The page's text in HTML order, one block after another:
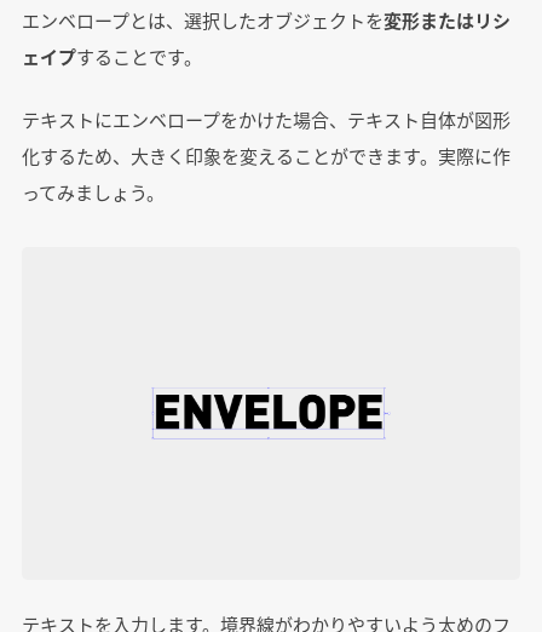
エンベロープとは、選択したオブジェクトを変形またはリシ
ェイプすることです。
テキストにエンベロープをかけた場合、テキスト自体が図形
化するため、大きく印象を変えることができます。実際に作
ってみましょう。
テキストを入力します。境界線がわかりやすいよう太めのフ